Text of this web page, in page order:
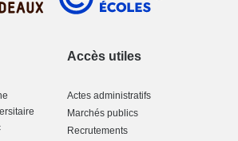
Accès utiles
Actes administratifs
Marchés publics
Recrutements